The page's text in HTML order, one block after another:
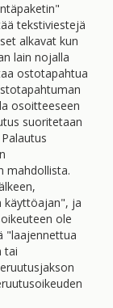
tekstiviestejä
alkavat kun
lain nojalla
ostotapahtua
osoitteeseen
suoritetaan
mahdollista.
käyttöajan", ja
ole
"laajennettua
tai